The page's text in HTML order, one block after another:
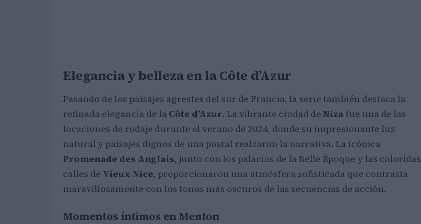
Elegancia y belleza en la Côte d’Azur
Pasando de los paisajes agrestes del sur de Francia, la serie también destaca la
refinada elegancia de la Côte d’Azur. La vibrante ciudad de Niza fue una de las
locaciones de rodaje durante el verano de 2024, donde su impresionante luz
natural y paisajes dignos de una postal realzaron la narrativa. La icónica
Promenade des Anglais, junto con los palacios de la Belle Époque y las coloridas
calles de Vieux Nice, proporcionaron una atmósfera sofisticada que contrasta
maravillosamente con los tonos más oscuros de las secuencias de acción.
Momentos íntimos en Menton